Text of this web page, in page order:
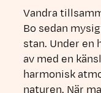
Vandra
Bo sedan
stan. Under en
av med en
harmonisk
naturen. När